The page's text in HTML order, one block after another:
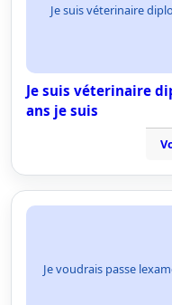
Je suis véterinaire
Je suis véterinaire
ans je suis
Je voudrais passe